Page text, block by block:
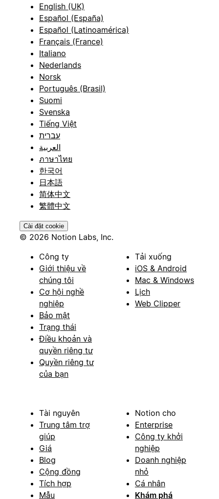
English (UK)
Español (España)
Español (Latinoamérica)
Français (France)
Italiano
Nederlands
Norsk
Português (Brasil)
Suomi
Svenska
Tiếng Việt
עברית
العربية
ภาษาไทย
한국어
日本語
简体中文
繁體中文
Cài đặt cookie
© 2026 Notion Labs, Inc.
Công ty
Giới thiệu về
chúng tôi
Cơ hội nghề
nghiệp
Bảo mật
Trạng thái
Điều khoản và
quyền riêng tư
Quyền riêng tư
của bạn
Tải xuống
iOS & Android
Mac & Windows
Lịch
Web Clipper
Tài nguyên
Trung tâm trợ
giúp
Giá
Blog
Cộng đồng
Tích hợp
Mẫu
Notion cho
Enterprise
Công ty khởi
nghiệp
Doanh nghiệp
nhỏ
Cá nhân
Khám phá